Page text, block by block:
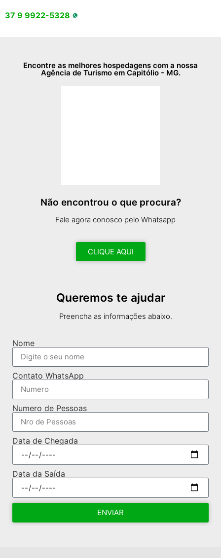
37 9 9922-5328
Encontre as melhores hospedagens com a nossa
Agência de Turismo em Capitólio - MG.
Não encontrou o que procura?
Fale agora conosco pelo Whatsapp
CLIQUE AQUI
Queremos te ajudar
Preencha as informações abaixo.
Nome
Contato WhatsApp
Numero de Pessoas
Data de Chegada
Data da Saída
ENVIAR